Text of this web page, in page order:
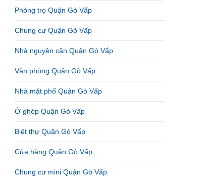
Phòng trọ Quận Gò Vấp
Chung cư Quận Gò Vấp
Nhà nguyên căn Quận Gò Vấp
Văn phòng Quận Gò Vấp
Nhà mặt phố Quận Gò Vấp
Ở ghép Quận Gò Vấp
Biệt thự Quận Gò Vấp
Cửa hàng Quận Gò Vấp
Chung cư mini Quận Gò Vấp